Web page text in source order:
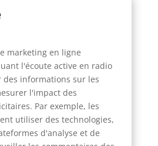
marketing en ligne
l'écoute active en radio
informations sur les
l'impact des
Par exemple, les
utiliser des technologies,
d'analyse et de